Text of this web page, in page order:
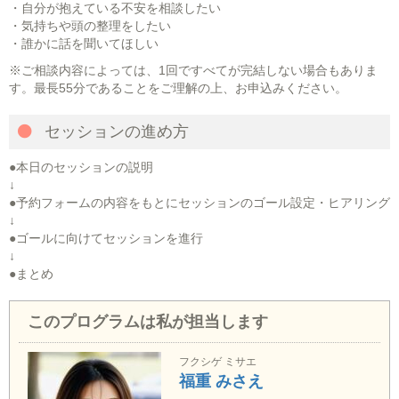
・自分が抱えている不安を相談したい
・気持ちや頭の整理をしたい
・誰かに話を聞いてほしい
※ご相談内容によっては、1回ですべてが完結しない場合もありま
す。最長55分であることをご理解の上、お申込みください。
セッションの進め方
●本日のセッションの説明
↓
●予約フォームの内容をもとにセッションのゴール設定・ヒアリング
↓
●ゴールに向けてセッションを進行
↓
●まとめ
このプログラムは私が担当します
フクシゲ ミサエ
福重 みさえ